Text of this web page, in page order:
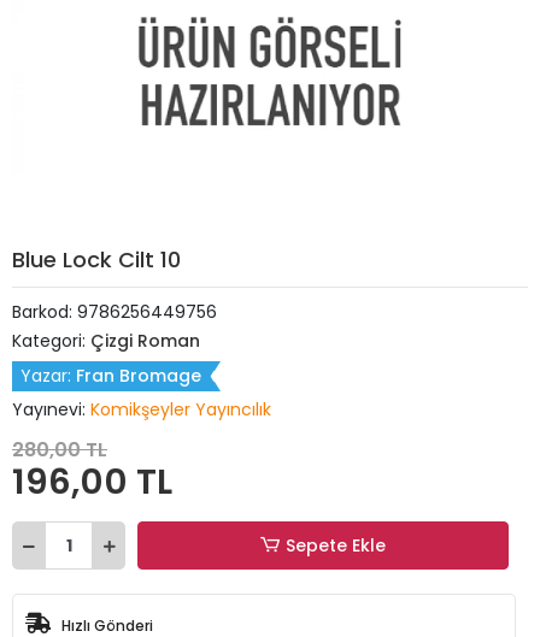
Blue Lock Cilt 10
Barkod: 9786256449756
Kategori: Çizgi Roman
Yazar: Fran Bromage
Yayınevi: Komikşeyler Yayıncılık
280,00 TL
196,00 TL
Sepete Ekle
Hızlı Gönderi